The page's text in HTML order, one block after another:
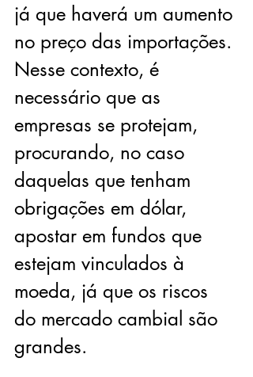
já que haverá um aumento
no preço das importações.
Nesse contexto, é
necessário que as
empresas se protejam,
procurando, no caso
daquelas que tenham
obrigações em dólar,
apostar em fundos que
estejam vinculados à
moeda, já que os riscos
do mercado cambial são
grandes.